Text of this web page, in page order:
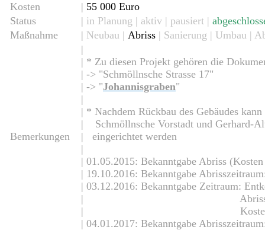
Kosten
| 55 000 Euro
Status
| in Planung | aktiv | pausiert |
Maßnahme
| Neubau | Abriss | Sanierung | Umbau |
Bemerkungen
|
| * Zu diesen Projekt gehören die
| -> "Schmöllnsche Strasse 17"
| -> "Johannisgraben"
|
| * Nachdem Rückbau des Gebäudes
| Schmöllnsche Vorstadt und Gerhard-
| eingerichtet werden
|
| 01.05.2015: Bekanntgabe Abriss
| 19.10.2016: Bekanntgabe
| 03.12.2016: Bekanntgabe Zeitraum:
| Abriss: Anfang
| Kosten 55
| 04.01.2017: Bekanntgabe